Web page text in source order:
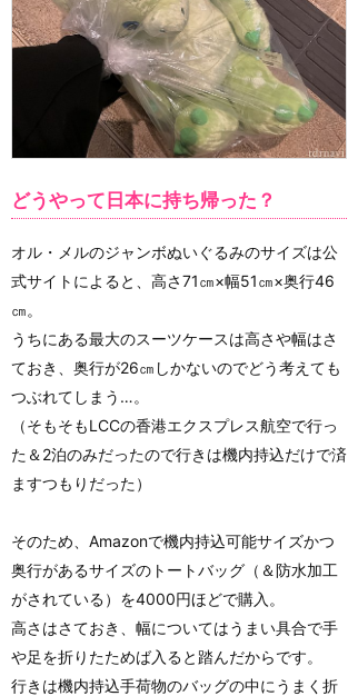
どうやって日本に持ち帰った？
オル・メルのジャンボぬいぐるみのサイズは公
式サイトによると、高さ71㎝×幅51㎝×奥行46
㎝。
うちにある最大のスーツケースは高さや幅はさ
ておき、奥行が26㎝しかないのでどう考えても
つぶれてしまう…。
（そもそもLCCの香港エクスプレス航空で行っ
た＆2泊のみだったので行きは機内持込だけで済
ますつもりだった）
そのため、Amazonで機内持込可能サイズかつ
奥行があるサイズのトートバッグ（＆防水加工
がされている）を4000円ほどで購入。
高さはさておき、幅についてはうまい具合で手
や足を折りたためば入ると踏んだからです。
行きは機内持込手荷物のバッグの中にうまく折